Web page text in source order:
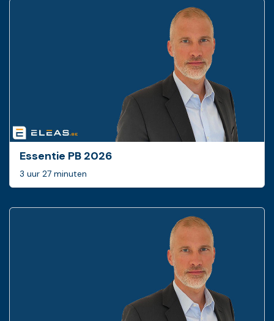
Essentie PB 2026
3 uur 27 minuten